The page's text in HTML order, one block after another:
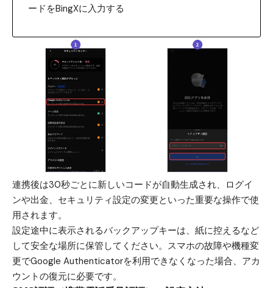
ードをBingXに入力する
連携後は30秒ごとに新しいコードが自動生成され、ログイ
ンや出金、セキュリティ設定の変更といった重要な操作で使
用されます。
設定途中に表示されるバックアップキーは、紙に控えるなど
して安全な場所に保管してください。スマホの故障や機種変
更でGoogle Authenticatorを利用できなくなった場合、アカ
ウントの復元に必要です。